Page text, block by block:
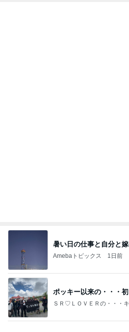
暑い日の仕事と自分と
Amebaトピックス 1日前
ポッキー以来の・・・
ＳＲ♡ＬＯＶＥＲの・・・